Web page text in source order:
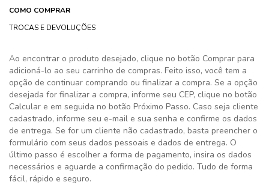
COMO COMPRAR
TROCAS E DEVOLUÇÕES
Ao encontrar o produto desejado, clique no botão Comprar para
adicioná-lo ao seu carrinho de compras. Feito isso, você tem a
opção de continuar comprando ou finalizar a compra. Se a opção
desejada for finalizar a compra, informe seu CEP, clique no botão
Calcular e em seguida no botão Próximo Passo. Caso seja cliente
cadastrado, informe seu e-mail e sua senha e confirme os dados
de entrega. Se for um cliente não cadastrado, basta preencher o
formulário com seus dados pessoais e dados de entrega. O
último passo é escolher a forma de pagamento, insira os dados
necessários e aguarde a confirmação do pedido. Tudo de forma
fácil, rápido e seguro.